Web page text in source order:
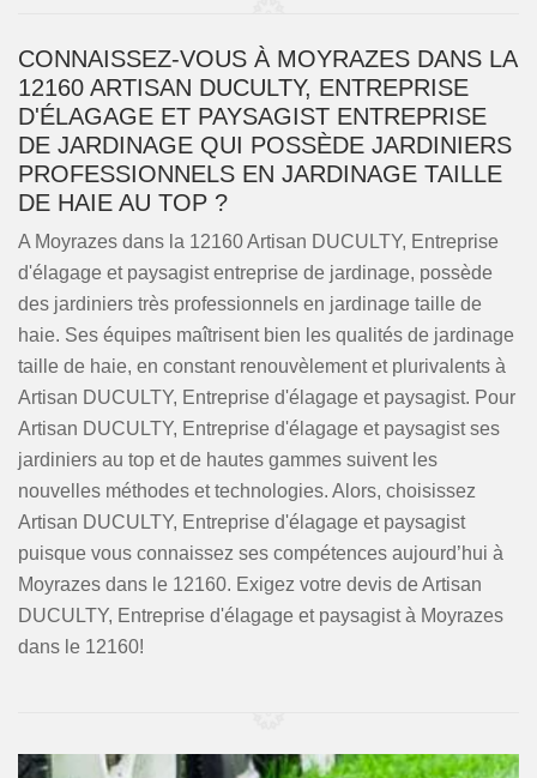
CONNAISSEZ-VOUS À MOYRAZES DANS LA
12160 ARTISAN DUCULTY, ENTREPRISE
D'ÉLAGAGE ET PAYSAGIST ENTREPRISE
DE JARDINAGE QUI POSSÈDE JARDINIERS
PROFESSIONNELS EN JARDINAGE TAILLE
DE HAIE AU TOP ?
A Moyrazes dans la 12160 Artisan DUCULTY, Entreprise
d'élagage et paysagist entreprise de jardinage, possède
des jardiniers très professionnels en jardinage taille de
haie. Ses équipes maîtrisent bien les qualités de jardinage
taille de haie, en constant renouvèlement et plurivalents à
Artisan DUCULTY, Entreprise d'élagage et paysagist. Pour
Artisan DUCULTY, Entreprise d'élagage et paysagist ses
jardiniers au top et de hautes gammes suivent les
nouvelles méthodes et technologies. Alors, choisissez
Artisan DUCULTY, Entreprise d'élagage et paysagist
puisque vous connaissez ses compétences aujourd’hui à
Moyrazes dans le 12160. Exigez votre devis de Artisan
DUCULTY, Entreprise d'élagage et paysagist à Moyrazes
dans le 12160!